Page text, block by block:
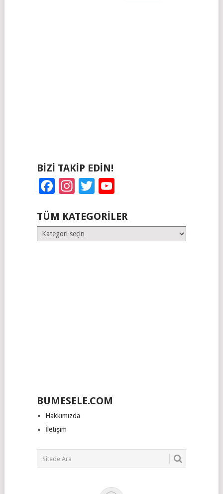
BIZI TAKIP EDIN!
Facebook
Instagram
Twitter
TÜM KATEGORILER
Tüm
Kategoriler
BUMESELE.COM
Hakkımızda
İletişim